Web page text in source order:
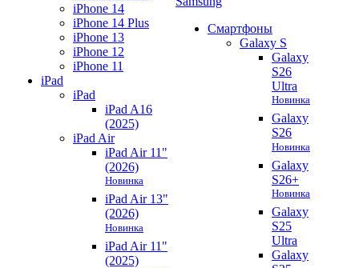
iPhone 14
iPhone 14 Plus
iPhone 13
iPhone 12
iPhone 11
iPad
iPad
iPad A16
(2025)
iPad Air
iPad Air 11"
(2026)
Новинка
iPad Air 13"
(2026)
Новинка
iPad Air 11"
(2025)
Смартфоны
Galaxy S
Galaxy
S26
Ultra
Новинка
Galaxy
S26
Новинка
Galaxy
S26+
Новинка
Galaxy
S25
Ultra
Galaxy